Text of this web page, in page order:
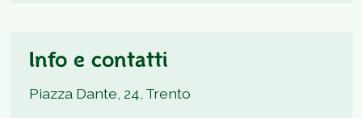
Info e contatti
Piazza Dante, 24, Trento